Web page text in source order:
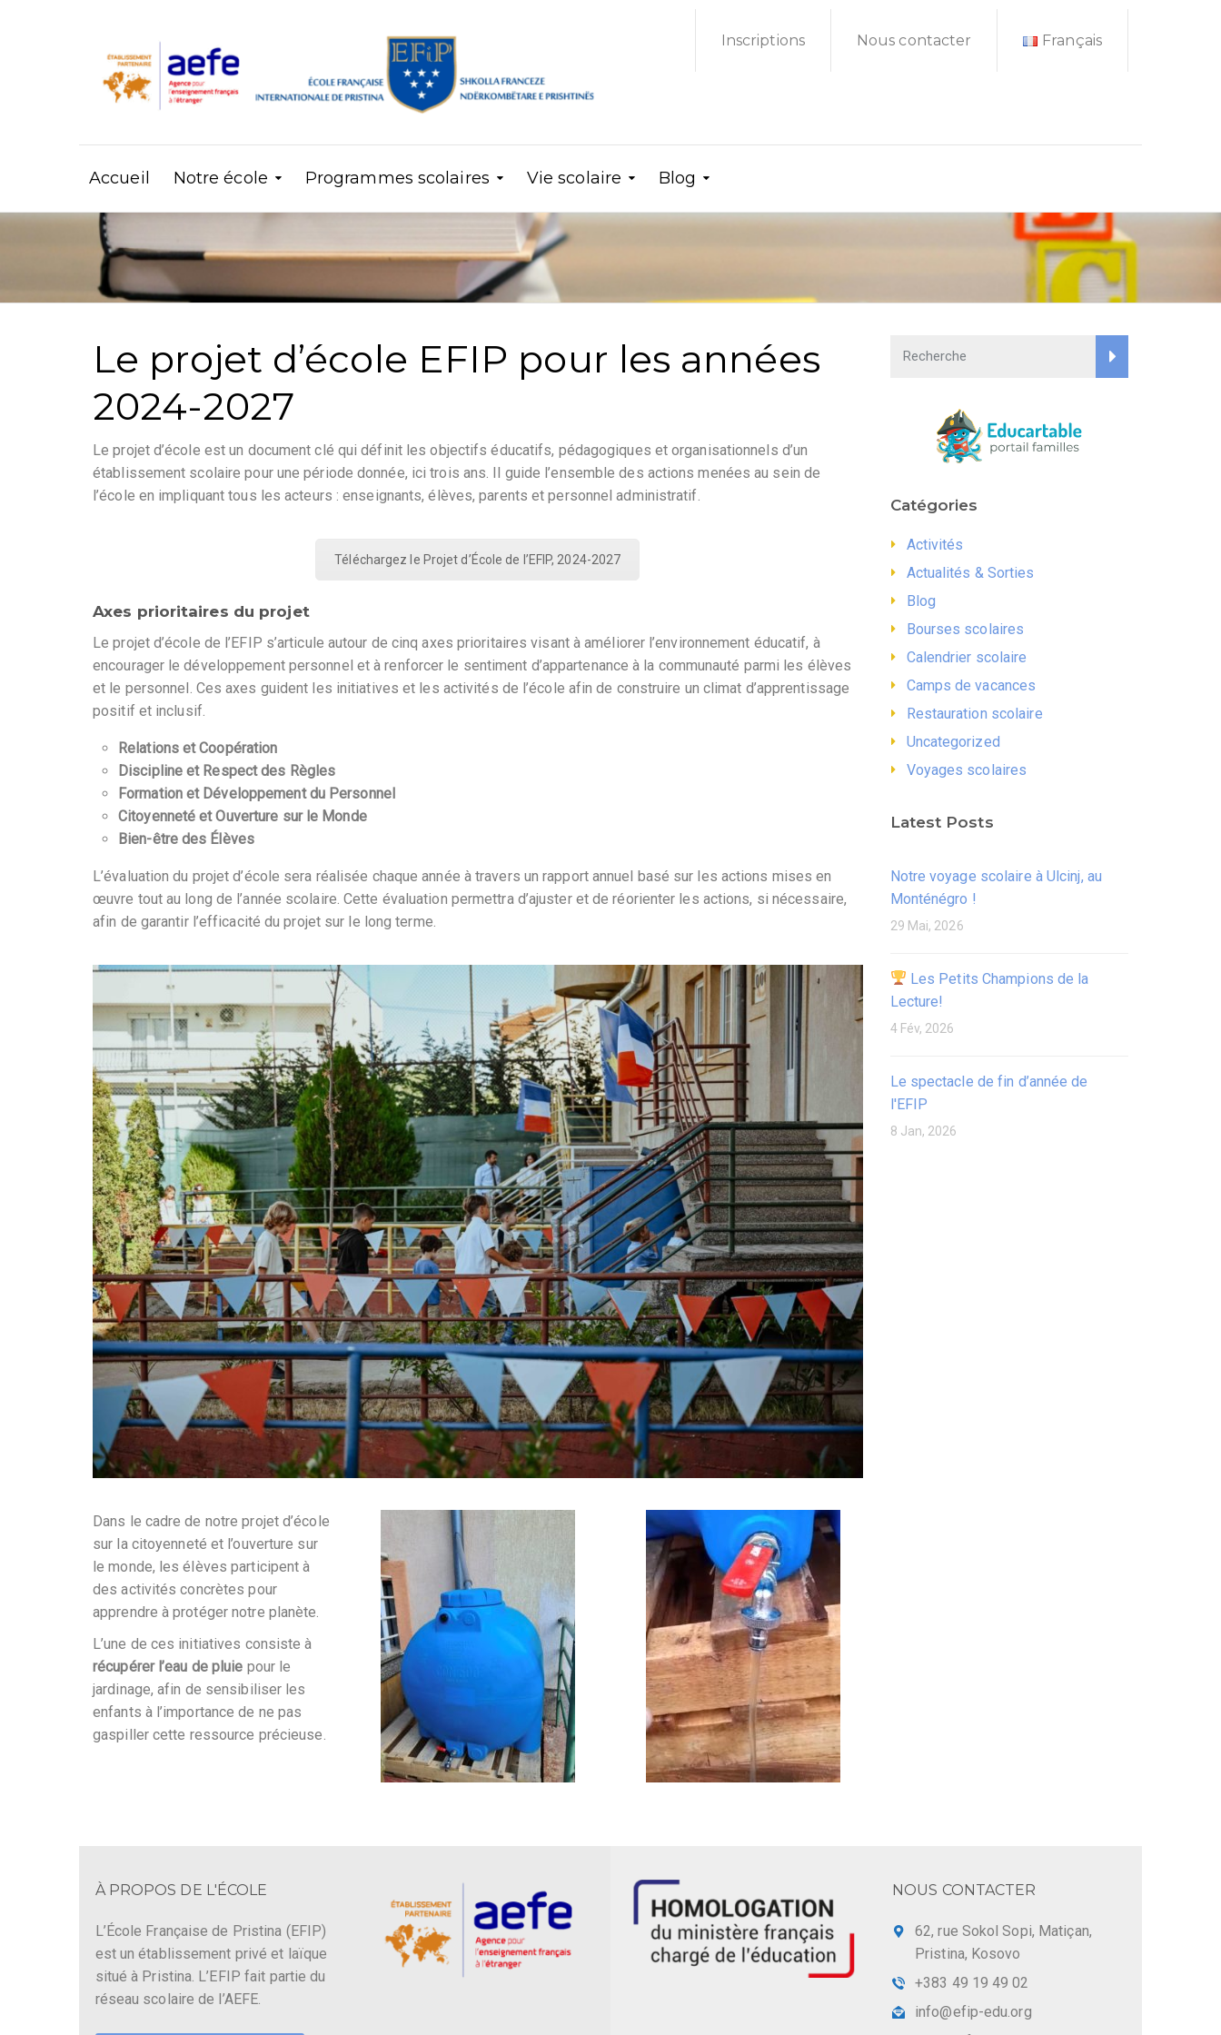
Inscriptions Nous contacter Français
Accueil Notre école Programmes scolaires Vie scolaire Blog
Le projet d’école EFIP pour les années
2024-2027
Le projet d’école est un document clé qui définit les objectifs éducatifs, pédagogiques et organisationnels d’un
établissement scolaire pour une période donnée, ici trois ans. Il guide l’ensemble des actions menées au sein de
l’école en impliquant tous les acteurs : enseignants, élèves, parents et personnel administratif.
Téléchargez le Projet d’École de l’EFIP, 2024-2027
Axes prioritaires du projet
Le projet d’école de l’EFIP s’articule autour de cinq axes prioritaires visant à améliorer l’environnement éducatif, à
encourager le développement personnel et à renforcer le sentiment d’appartenance à la communauté parmi les élèves
et le personnel. Ces axes guident les initiatives et les activités de l’école afin de construire un climat d’apprentissage
positif et inclusif.
Relations et Coopération
Discipline et Respect des Règles
Formation et Développement du Personnel
Citoyenneté et Ouverture sur le Monde
Bien-être des Élèves
L’évaluation du projet d’école sera réalisée chaque année à travers un rapport annuel basé sur les actions mises en
œuvre tout au long de l’année scolaire. Cette évaluation permettra d’ajuster et de réorienter les actions, si nécessaire,
afin de garantir l’efficacité du projet sur le long terme.
Dans le cadre de notre projet d’école
sur la citoyenneté et l’ouverture sur
le monde, les élèves participent à
des activités concrètes pour
apprendre à protéger notre planète.
L’une de ces initiatives consiste à
récupérer l’eau de pluie pour le
jardinage, afin de sensibiliser les
enfants à l’importance de ne pas
gaspiller cette ressource précieuse.
Catégories
Activités
Actualités & Sorties
Blog
Bourses scolaires
Calendrier scolaire
Camps de vacances
Restauration scolaire
Uncategorized
Voyages scolaires
Latest Posts
Notre voyage scolaire à Ulcinj, au
Monténégro !
29 Mai, 2026
Les Petits Champions de la
Lecture!
4 Fév, 2026
Le spectacle de fin d’année de
l'EFIP
8 Jan, 2026
À PROPOS DE L'ÉCOLE
L’École Française de Pristina (EFIP)
est un établissement privé et laïque
situé à Pristina. L’EFIP fait partie du
réseau scolaire de l’AEFE.
NOUS CONTACTER
62, rue Sokol Sopi, Matiçan,
Pristina, Kosovo
+383 49 19 49 02
info@efip-edu.org